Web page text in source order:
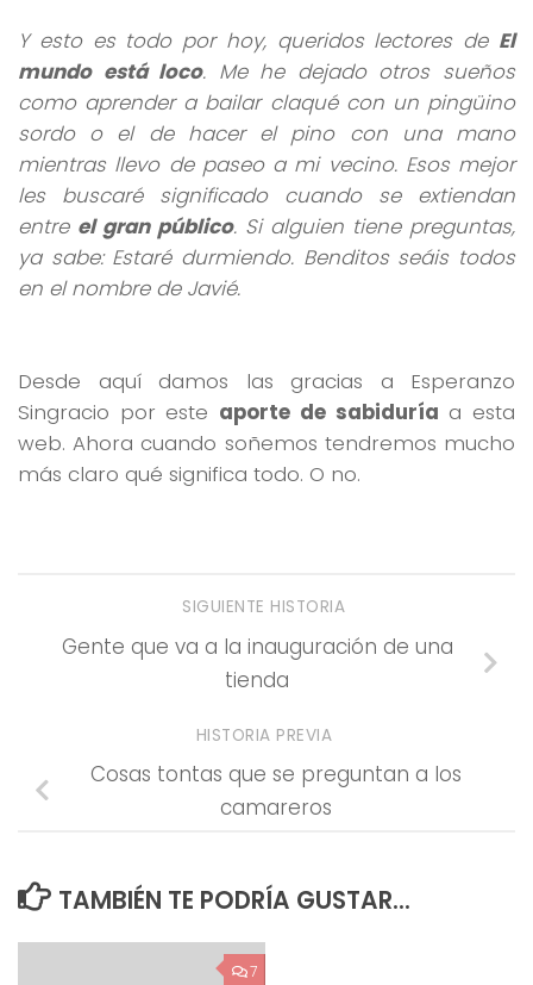
Y esto es todo por hoy, queridos lectores de El
mundo está loco. Me he dejado otros sueños
como aprender a bailar claqué con un pingüino
sordo o el de hacer el pino con una mano
mientras llevo de paseo a mi vecino. Esos mejor
les buscaré significado cuando se extiendan
entre el gran público. Si alguien tiene preguntas,
ya sabe: Estaré durmiendo. Benditos seáis todos
en el nombre de Javié.
Desde aquí damos las gracias a Esperanzo
Singracio por este aporte de sabiduría a esta
web. Ahora cuando soñemos tendremos mucho
más claro qué significa todo. O no.
SIGUIENTE HISTORIA
Gente que va a la inauguración de una
tienda
HISTORIA PREVIA
Cosas tontas que se preguntan a los
camareros
TAMBIÉN TE PODRÍA GUSTAR...
7